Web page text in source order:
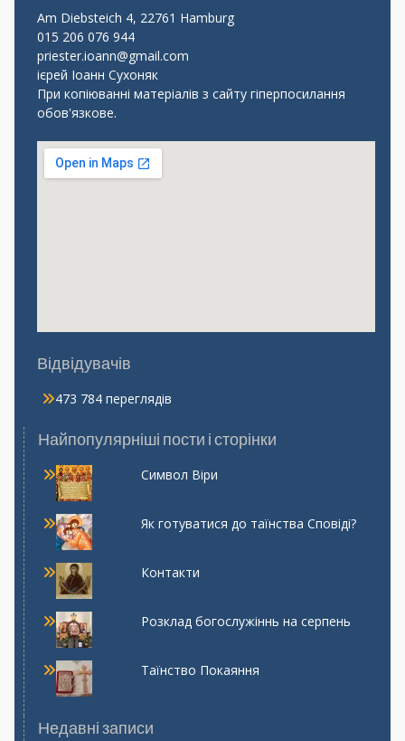
Am Diebsteich 4, 22761 Hamburg
015 206 076 944
priester.ioann@gmail.com
ієрей Іоанн Сухоняк
При копіюванні матеріалів з сайту гіперпосилання
обов'язкове.
Відвідувачів
473 784 переглядів
Найпопулярніші пости і сторінки
Символ Віри
Як готуватися до таїнства Сповіді?
Контакти
Розклад богослужіннь на серпень
Таїнство Покаяння
Недавні записи